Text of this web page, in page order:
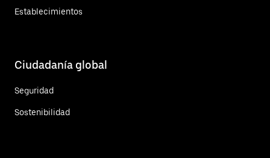
Establecimientos
Ciudadanía global
Seguridad
Sostenibilidad